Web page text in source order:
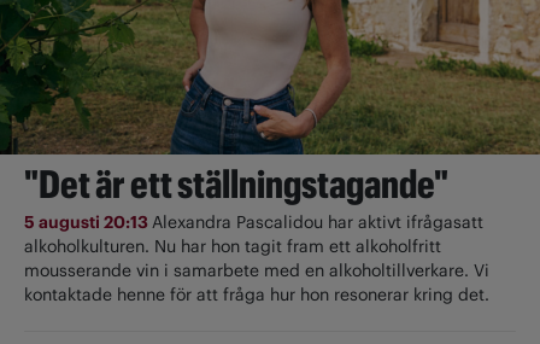
"Det är ett ställningstagande"
5 augusti 20:13Alexandra Pascalidou har aktivt ifrågasatt
alkoholkulturen. Nu har hon tagit fram ett alkoholfritt
mousserande vin i samarbete med en alkoholtillverkare. Vi
kontaktade henne för att fråga hur hon resonerar kring det.